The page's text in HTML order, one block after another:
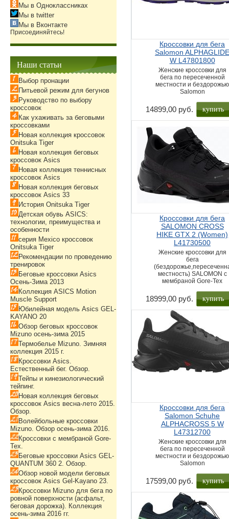
Кроссовки для бега
Salomon
W L47801800
Женские кроссовки для
бега по пересеченной
местности и бездорожью
Salomon
14899,00 руб. купить
Кроссовки для бега
SALOMON CROSS
HIKE GTX 2 (Women)
L41730500
Женские кроссовки для
бега
местность) SALOMON с
мембраной Gore-Tex
18999,00 руб. купить
Кроссовки для бега
Salomon Schuhe
ALPHACROSS 5 W
L47312700
Женские кроссовки для
бега по пересеченной
местности и бездорожью
Salomon
17599,00 руб. купить
Мы в Одноклассниках
Мы в twitter
Мы в Вконтакте
Присоединяйтесь!
Наши статьи
Выбор пронации
Питьевой режим для бегунов
Руководство по выбору
кроссовок
Как ухаживать за беговыми
кроссовками
Новая коллекция кроссовок
Onitsuka Tiger
Новая коллекция беговых
кроссовок Asics
Новая коллекция теннисных
кроссовок Asics
Новая коллекция беговых
кроссовок Asics 33
История Onitsuka Tiger
Детская обувь ASICS:
технологии, преимущества и
особенности
серия Mexico кроссовок
Onitsuka Tiger
Рекомендации по проведению
тренировок
Беговые кроссовки Asics
Осень-Зима 2013
Коллекция ASICS Motion
Muscle Support
Юбилейная модель Asics GEL-
KAYANO 20
Обзор беговых кроссовок
Mizuno осень-зима 2015
Термобелье Mizuno. Зимняя
коллекция 2015 г.
Кроссовки Asics.
Естественный бег. Обзор.
Тейпы и кинезиологический
тейпинг.
Новая коллекция беговых
кроссовок Asics весна-лето 2015.
Обзор.
Волейбольные кроссовки
Mizuno. Обзор осень-зима 2016.
Кроссовки с мембраной Gore-
Tex.
Беговые кроссовки Asics GEL-
QUANTUM 360 2. Обзор.
Обзор новой модели беговых
кроссовок Asics Gel-Kayano 23.
Кроссовки Mizuno для бега по
ровной поверхности (асфальт,
беговая дорожка). Коллекция
осень-зима 2016 гг.